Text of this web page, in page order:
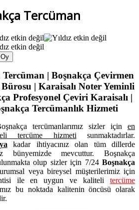
Tercüman
| Boşnakça Çevirmen
| Karaisalı Noter Yeminli
Profesyonel Çeviri Karaisalı |
Tercümanlık Hizmeti
tercümanlarımız sizler için en
tercüme hizmeti sunmaktadırlar.
kadar ihtiyacınız olan tüm dillerde
bünyemizde mevcuttur. Boşnakça
olup sizler için 7/24 Boşnakça
veya bireysel müşterilerimiz için
ile en uygun ve kaliteli tercüme
bu noktada kalitenin öncüsü olarak